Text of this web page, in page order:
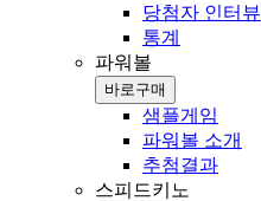
당첨자 인터뷰
통계
파워볼
바로구매
샘플게임
파워볼 소개
추첨결과
스피드키노